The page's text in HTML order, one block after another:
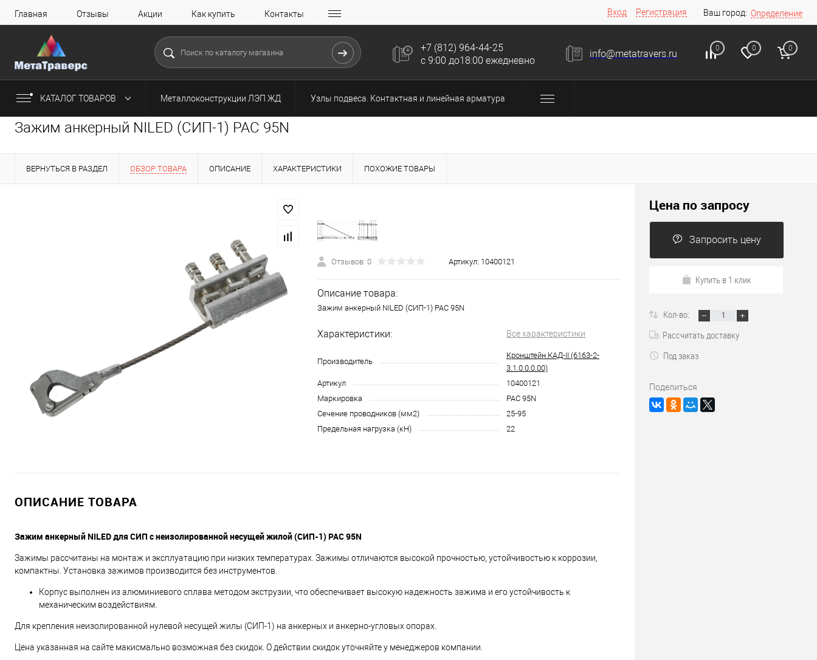
Главная Отзывы Акции Как купить Контакты Вход Регистрация Ваш город: Определение
+7 (812) 964-44-25
с 9:00 до18:00 ежедневно
info@metatravers.ru 0 0 0
КАТАЛОГ ТОВАРОВ Металлоконструкции ЛЭП ЖД Узлы подвеса. Контактная и линейная арматура
Зажим анкерный NILED (СИП-1) PAC 95N
ВЕРНУТЬСЯ В РАЗДЕЛ ОБЗОР ТОВАРА ОПИСАНИЕ ХАРАКТЕРИСТИКИ ПОХОЖИЕ ТОВАРЫ
Отзывов: 0 Артикул: 10400121
Описание товара:
Зажим анкерный NILED (СИП-1) PAC 95N
Характеристики: Все характеристики
Производитель
Кронштейн КАД-II (6163-2-
3.1.0.0.0.00)
Артикул
10400121
Маркировка
PAC 95N
Сечение проводников (мм2)
25-95
Предельная нагрузка (кН)
22
ОПИСАНИЕ ТОВАРА
Зажим анкерный NILED для СИП с неизолированной несущей жилой (СИП-1) PAC 95N
Зажимы рассчитаны на монтаж и эксплуатацию при низких температурах. Зажимы отличаются высокой прочностью, устойчивостью к коррозии,
компактны. Установка зажимов производится без инструментов.
Корпус выполнен из алюминиевого сплава методом экструзии, что обеспечивает высокую надежность зажима и его устойчивость к
механическим воздействиям.
Для крепления неизолированной нулевой несущей жилы (СИП-1) на анкерных и анкерно-угловых опорах.
Цена указанная на сайте макисмально возможная без скидок. О действии скидок уточняйте у менеджеров компании.
Цена по запросу
Запросить цену
Купить в 1 клик
Кол-во:
Рассчитать доставку
Под заказ
Поделиться